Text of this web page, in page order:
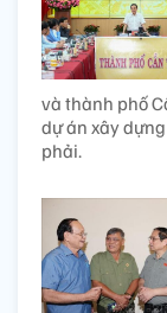
và thành phố
dự án xây
phải.